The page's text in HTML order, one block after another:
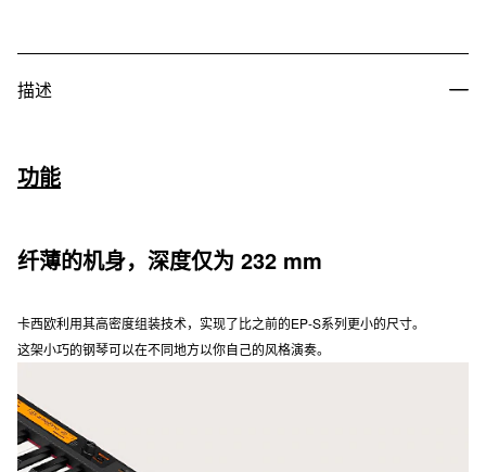
描述
功能
纤薄的机身，深度仅为 232 mm
卡西欧利用其高密度组装技术，实现了比之前的EP-S系列更小的尺寸。
这架小巧的钢琴可以在不同地方以你自己的风格演奏。